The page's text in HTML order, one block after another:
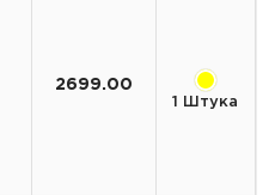
2699.00
1 Штука